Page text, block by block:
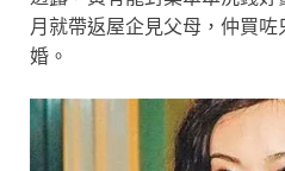
月就帶返屋企見父母，仲買
婚。